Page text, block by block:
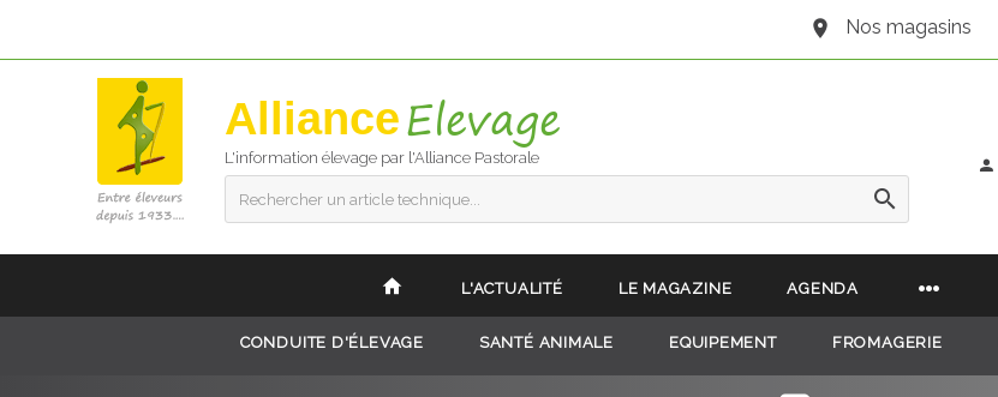
Nos magasins
Alliance
L'information élevage par l'Alliance Pastorale
Rechercher un article technique...
L'ACTUALITÉ LE MAGAZINE AGENDA
CONDUITE D'ÉLEVAGE SANTÉ ANIMALE EQUIPEMENT FROMAGERIE